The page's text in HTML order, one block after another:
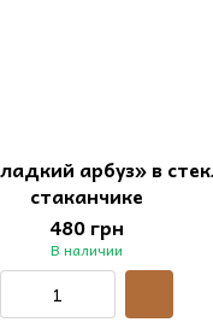
арбуз» в
стаканчике
480 грн
В наличии